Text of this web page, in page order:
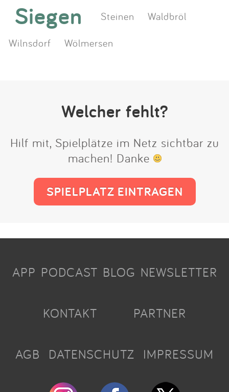
Siegen Steinen
Waldbröl
Wilnsdorf
Wölmersen
Welcher fehlt?
Hilf mit, Spielplätze im Netz sichtbar zu
machen! Danke
SPIELPLATZ EINTRAGEN
APP PODCAST BLOG NEWSLETTER
KONTAKT PARTNER
AGB DATENSCHUTZ IMPRESSUM